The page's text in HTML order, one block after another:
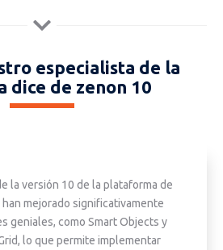
especialista de la
dice de zenon 10
la versión 10 de la plataforma de
mejorado significativamente
geniales, como Smart Objects y
lo que permite implementar